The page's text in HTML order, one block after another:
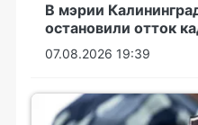
В мэрии
остановили отток
07.08.2026 19:39